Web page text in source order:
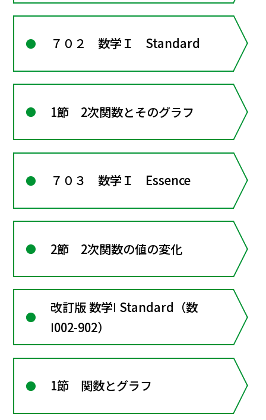
７０２ 数学Ｉ Standard
1節 2次関数とそのグラフ
７０３ 数学Ｉ Essence
2節 2次関数の値の変化
改訂版 数学Ⅰ Standard（数
Ⅰ002-902）
1節 関数とグラフ